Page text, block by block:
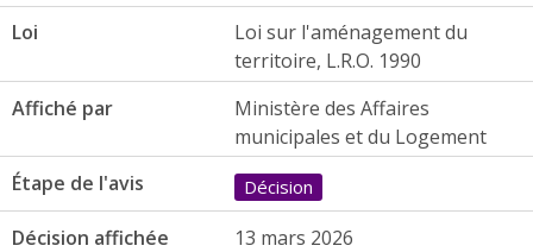
Loi
Loi sur l'aménagement du
territoire, L.R.O. 1990
Affiché par
Ministère des Affaires
municipales et du Logement
Étape de l'avis
Décision
Décision affichée
13 mars 2026